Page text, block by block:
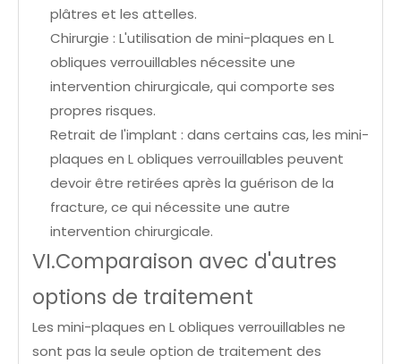
plâtres et les attelles.
Chirurgie : L'utilisation de mini-plaques en L
obliques verrouillables nécessite une
intervention chirurgicale, qui comporte ses
propres risques.
Retrait de l'implant : dans certains cas, les mini-
plaques en L obliques verrouillables peuvent
devoir être retirées après la guérison de la
fracture, ce qui nécessite une autre
intervention chirurgicale.
VI.Comparaison avec d'autres
options de traitement
Les mini-plaques en L obliques verrouillables ne
sont pas la seule option de traitement des